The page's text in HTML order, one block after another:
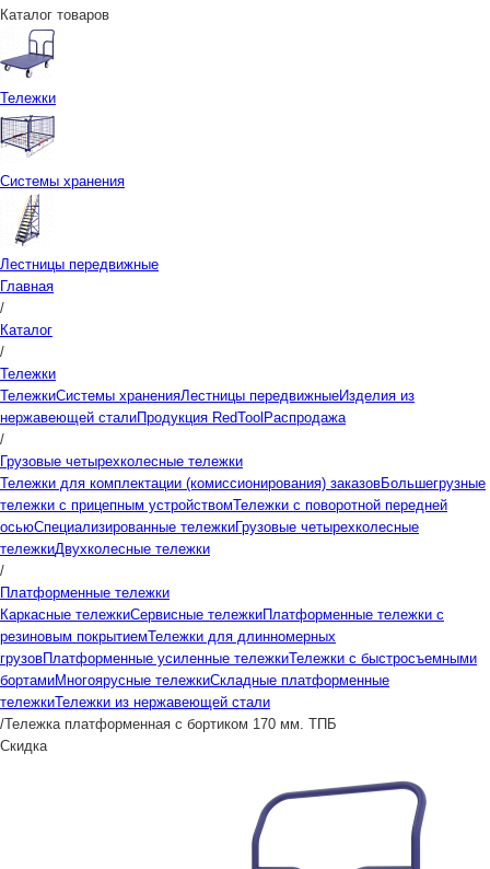
Каталог товаров
Тележки
Системы хранения
Лестницы передвижные
Главная
/
Каталог
/
Тележки
ТележкиСистемы храненияЛестницы передвижныеИзделия из
нержавеющей сталиПродукция RedTool Распродажа
/
Грузовые четырехколесные тележки
Тележки для комплектации (комиссионирования) заказовБольшегрузные
тележки с прицепным устройствомТележки с поворотной передней
осьюСпециализированные тележкиГрузовые четырехколесные
тележкиДвухколесные тележки
/
Платформенные тележки
Каркасные тележкиСервисные тележкиПлатформенные тележки с
резиновым покрытиемТележки для длинномерных
грузовПлатформенные усиленные тележкиТележки с быстросъемными
бортамиМногоярусные тележкиСкладные платформенные
тележкиТележки из нержавеющей стали
/Тележка платформенная с бортиком 170 мм. ТПБ
Скидка